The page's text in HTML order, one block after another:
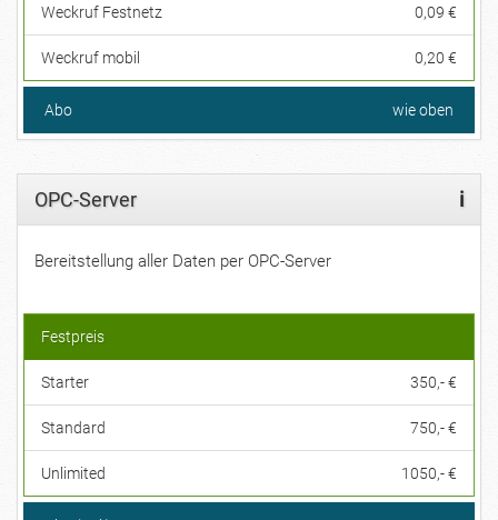
Weckruf Festnetz 0,09 €
Weckruf mobil 0,20 €
Abo wie oben
OPC-Server i
Bereitstellung aller Daten per OPC-Server
Festpreis
Starter 350,- €
Standard 750,- €
Unlimited 1050,- €